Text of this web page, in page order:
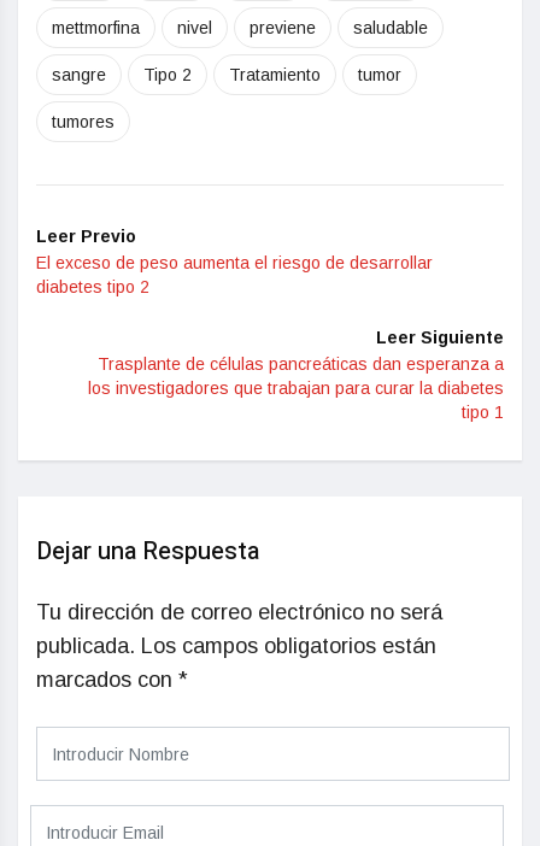
mettmorfina nivel previene saludable
sangre Tipo 2 Tratamiento tumor
tumores
Leer Previo
El exceso de peso aumenta el riesgo de desarrollar
diabetes tipo 2
Leer Siguiente
Trasplante de células pancreáticas dan esperanza a
los investigadores que trabajan para curar la diabetes
tipo 1
Dejar una Respuesta
Tu dirección de correo electrónico no será
publicada. Los campos obligatorios están
marcados con *